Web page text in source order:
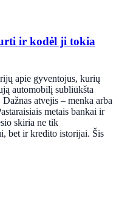
ir kodėl ji tokia
apie gyventojus, kurių
automobilį subliūkšta
atvejis – menka arba
metais bankai ir
skiria ne tik
bet ir kredito istorijai. Šis